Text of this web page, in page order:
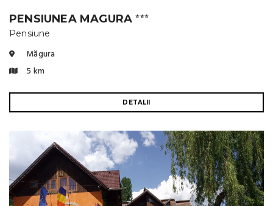
PENSIUNEA MAGURA⭐⭐⭐
Pensiune
Măgura
5 km
DETALII